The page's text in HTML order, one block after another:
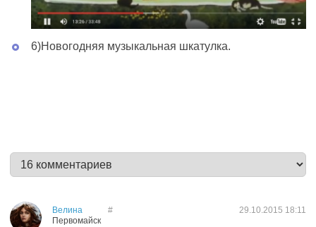
6)Новогодняя музыкальная шкатулка.
Велина
Первомайск
29.10.2015 18:11
#